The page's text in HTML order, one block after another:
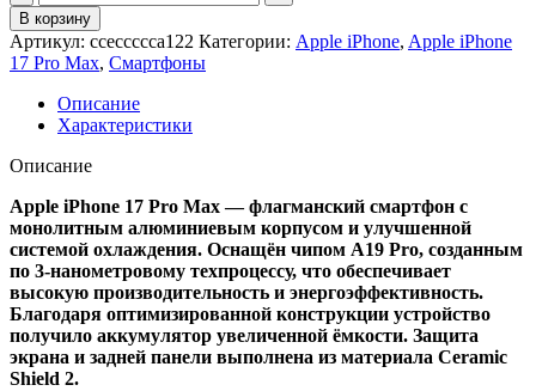
В корзину
Артикул: cceccccca122 Категории: Apple iPhone, Apple iPhone
17 Pro Max, Смартфоны
Описание
Характеристики
Описание
Apple iPhone 17 Pro Max — флагманский смартфон с
монолитным алюминиевым корпусом и улучшенной
системой охлаждения. Оснащён чипом A19 Pro, созданным
по 3-нанометровому техпроцессу, что обеспечивает
высокую производительность и энергоэффективность.
Благодаря оптимизированной конструкции устройство
получило аккумулятор увеличенной ёмкости. Защита
экрана и задней панели выполнена из материала Ceramic
Shield 2.